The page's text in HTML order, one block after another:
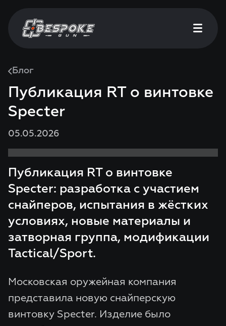
Блог
Публикация RT о винтовке
Specter
05.05.2026
Публикация RT о винтовке
Specter: разработка с участием
снайперов, испытания в жёстких
условиях, новые материалы и
затворная группа, модификации
Tactical/Sport.
Московская оружейная компания
представила новую снайперскую
винтовку Specter. Изделие было